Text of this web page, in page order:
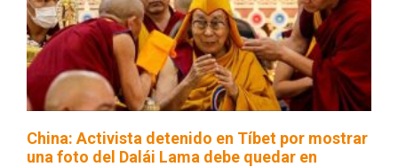
China: Activista detenido en Tíbet por mostrar
una foto del Dalái Lama debe quedar en